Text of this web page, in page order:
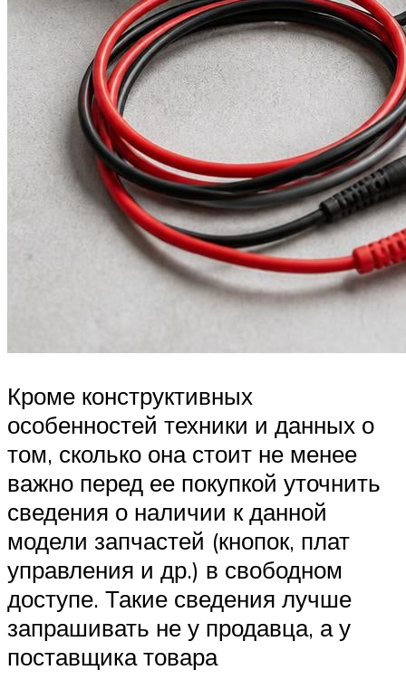
Кроме конструктивных
особенностей техники и данных о
том, сколько она стоит не менее
важно перед ее покупкой уточнить
сведения о наличии к данной
модели запчастей (кнопок, плат
управления и др.) в свободном
доступе. Такие сведения лучше
запрашивать не у продавца, а у
поставщика товара